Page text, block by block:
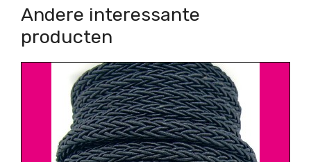
Andere interessante
producten